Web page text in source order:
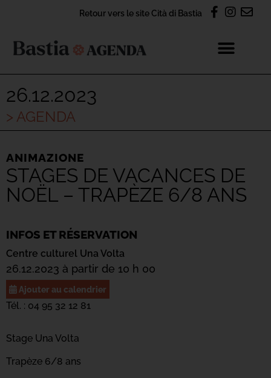
Retour vers le site Cità di Bastia
26.12.2023
> AGENDA
ANIMAZIONE
STAGES DE VACANCES DE
NOËL – TRAPÈZE 6/8 ANS
INFOS ET RÉSERVATION
Centre culturel Una Volta
26.12.2023 à partir de 10 h 00
Ajouter au calendrier
Tél. : 04 95 32 12 81
Stage Una Volta
Trapèze 6/8 ans